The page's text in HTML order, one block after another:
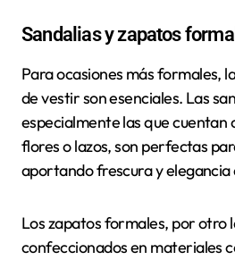
Sandalias y zapatos
Para ocasiones más formales,
de vestir son esenciales. Las
especialmente las que cuentan
flores o lazos, son perfectas
aportando frescura y elegancia
Los zapatos formales, por otro
confeccionados en materiales